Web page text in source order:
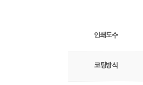
인쇄도수
코팅방식